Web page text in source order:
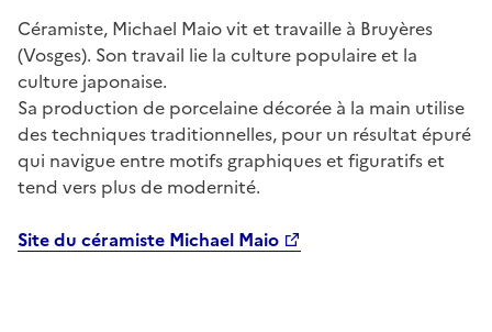
Céramiste, Michael Maio vit et travaille à Bruyères
(Vosges). Son travail lie la culture populaire et la
culture japonaise.
Sa production de porcelaine décorée à la main utilise
des techniques traditionnelles, pour un résultat épuré
qui navigue entre motifs graphiques et figuratifs et
tend vers plus de modernité.
Site du céramiste Michael Maio